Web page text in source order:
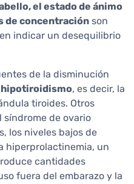
el estado de ánimo
de concentración son
indicar un desequilibrio
de la disminución
hipotiroidismo, es decir, la
tiroides. Otros
de ovario
los niveles bajos de
hiperprolactinemia, un
cantidades
fuera del embarazo y la